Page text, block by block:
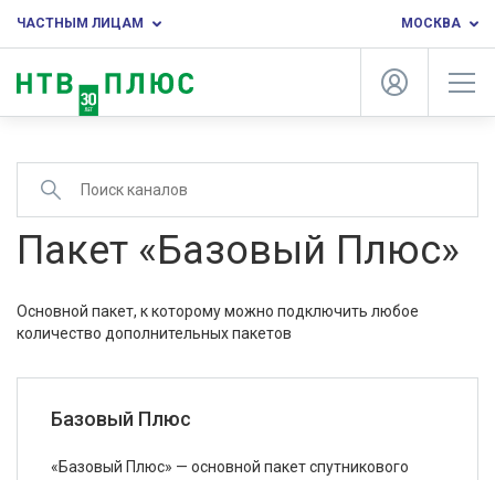
ЧАСТНЫМ ЛИЦАМ МОСКВА
Пакет «Базовый Плюс»
Основной пакет, к которому можно подключить любое
количество дополнительных пакетов
Базовый Плюс
«Базовый Плюс» — основной пакет спутникового